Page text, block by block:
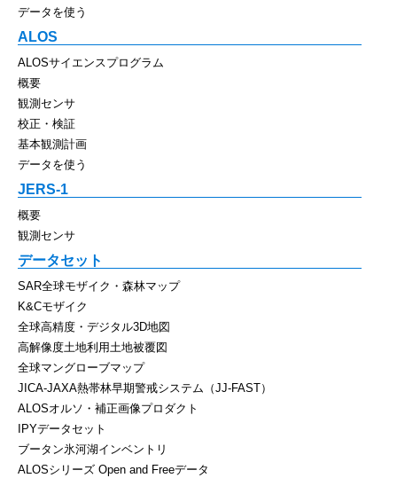
データを使う
ALOS
ALOSサイエンスプログラム
概要
観測センサ
校正・検証
基本観測計画
データを使う
JERS-1
概要
観測センサ
データセット
SAR全球モザイク・森林マップ
K&Cモザイク
全球高精度・デジタル3D地図
高解像度土地利用土地被覆図
全球マングローブマップ
JICA-JAXA熱帯林早期警戒システム（JJ-FAST）
ALOSオルソ・補正画像プロダクト
IPYデータセット
ブータン氷河湖インベントリ
ALOSシリーズ Open and Freeデータ